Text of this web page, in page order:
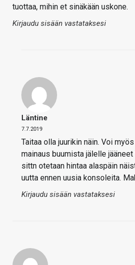
tuottaa, mihin et sinäkään uskone.
Kirjaudu sisään vastataksesi
Läntine
7.7.2019
Taitaa olla juurikin näin. Voi
mainaus buumista jälelle
sittn otetaan hintaa alaspäin
uutta ennen uusia konsoleita.
Kirjaudu sisään vastataksesi